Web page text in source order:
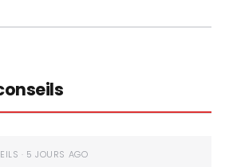
· 5 JOURS AGO